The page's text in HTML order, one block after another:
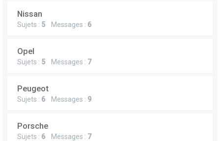
Nissan
Sujets : 5 Messages : 6
Opel
Sujets : 5 Messages : 7
Peugeot
Sujets : 6 Messages : 9
Porsche
Sujets : 6 Messages : 7